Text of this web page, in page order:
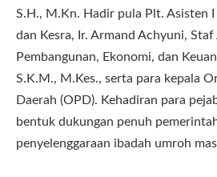
S.H., M.Kn. Hadir pula Plt. Asisten
dan Kesra, Ir. Armand Achyuni,
Pembangunan, Ekonomi, dan
S.K.M., M.Kes., serta para kepala
Daerah (OPD). Kehadiran para
bentuk dukungan penuh
penyelenggaraan ibadah umroh